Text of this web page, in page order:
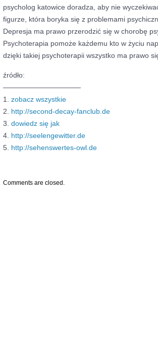
psycholog katowice doradza, aby nie
figurze, która boryka się z problemami
Depresja ma prawo przerodzić się w chorobę
Psychoterapia pomoże każdemu kto w życiu
dzięki takiej psychoterapii wszystko ma prawo
źródło:
———————————
1. zobacz wszystkie
2. http://second-decay-fanclub.de
3. dowiedz się jak
4. http://seelengewitter.de
5. http://sehenswertes-owl.de
Comments are closed.